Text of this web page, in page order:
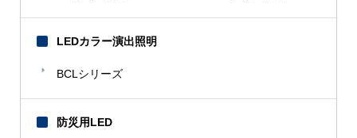
LEDカラー演出照明
BCLシリーズ
防災用LED